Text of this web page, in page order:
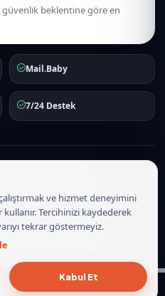
beklentine göre en
Mail.Baby
7/24 Destek
Tüm hakları saklıdır.
sunucu operasyonları.
ve hizmet deneyimini
Tercihinizi kaydederek
tekrar göstermeyiz.
Kabul Et